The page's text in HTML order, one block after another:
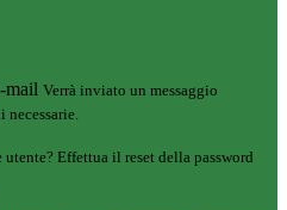
mail Verrà inviato un messaggio
Effettua il reset della password